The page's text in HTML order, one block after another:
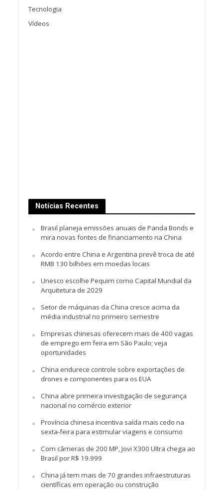
Tecnologia
Vídeos
Notícias Recentes
Brasil planeja emissões anuais de Panda Bonds e
mira novas fontes de financiamento na China
Acordo entre China e Argentina prevê troca de até
RMB 130 bilhões em moedas locais
Unesco escolhe Pequim como Capital Mundial da
Arquitetura de 2029
Setor de máquinas da China cresce acima da
média industrial no primeiro semestre
Empresas chinesas oferecem mais de 400 vagas
de emprego em feira em São Paulo; veja
oportunidades
China endurece controle sobre exportações de
drones e componentes para os EUA
China abre primeira investigação de segurança
nacional no comércio exterior
Província chinesa incentiva saída mais cedo na
sexta-feira para estimular viagens e consumo
Com câmeras de 200 MP, Jovi X300 Ultra chega ao
Brasil por R$ 19.999
China já tem mais de 70 grandes infraestruturas
científicas em operação ou construção